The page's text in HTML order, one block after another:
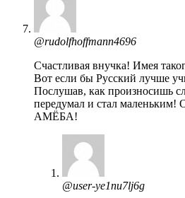
@rudolfhoffmann4696
Счастливая внучка! Имея
Вот если бы Русский лучше
Послушав, как произносишь
передумал и стал маленьким!
АМЁБА!
@user-ye1nu7lj6g